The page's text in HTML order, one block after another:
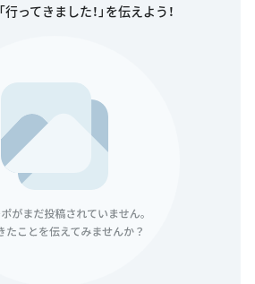
ってきました！」を伝えよう！